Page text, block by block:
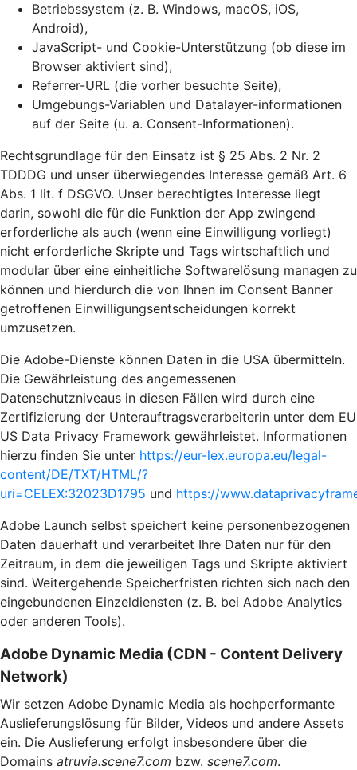
Betriebssystem (z. B. Windows, macOS, iOS,
Android),
JavaScript- und Cookie-Unterstützung (ob diese im
Browser aktiviert sind),
Referrer-URL (die vorher besuchte Seite),
Umgebungs-Variablen und Datalayer-informationen
auf der Seite (u. a. Consent-Informationen).
Rechtsgrundlage für den Einsatz ist § 25 Abs. 2 Nr. 2
TDDDG und unser überwiegendes Interesse gemäß Art. 6
Abs. 1 lit. f DSGVO. Unser berechtigtes Interesse liegt
darin, sowohl die für die Funktion der App zwingend
erforderliche als auch (wenn eine Einwilligung vorliegt)
nicht erforderliche Skripte und Tags wirtschaftlich und
modular über eine einheitliche Softwarelösung managen zu
können und hierdurch die von Ihnen im Consent Banner
getroffenen Einwilligungsentscheidungen korrekt
umzusetzen.
Die Adobe-Dienste können Daten in die USA übermitteln.
Die Gewährleistung des angemessenen
Datenschutzniveaus in diesen Fällen wird durch eine
Zertifizierung der Unterauftragsverarbeiterin unter dem EU
US Data Privacy Framework gewährleistet. Informationen
hierzu finden Sie unter https://eur-lex.europa.eu/legal-
content/DE/TXT/HTML/?
uri=CELEX:32023D1795 und https://
Adobe Launch selbst speichert keine personenbezogenen
Daten dauerhaft und verarbeitet Ihre Daten nur für den
Zeitraum, in dem die jeweiligen Tags und Skripte aktiviert
sind. Weitergehende Speicherfristen richten sich nach den
eingebundenen Einzeldiensten (z. B. bei Adobe Analytics
oder anderen Tools).
Adobe Dynamic Media (CDN - Content Delivery
Network)
Wir setzen Adobe Dynamic Media als hochperformante
Auslieferungslösung für Bilder, Videos und andere Assets
ein. Die Auslieferung erfolgt insbesondere über die
Domains atruvia.scene7.com bzw. scene7.com.